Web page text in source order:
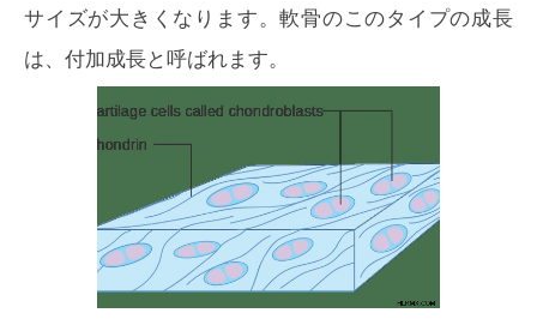
サイズが大きくなります。軟骨のこのタイプの成長
は、付加成長と呼ばれます。